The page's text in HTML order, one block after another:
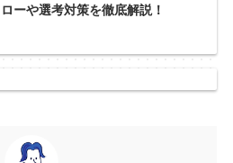
ーや選考対策を徹底解説！